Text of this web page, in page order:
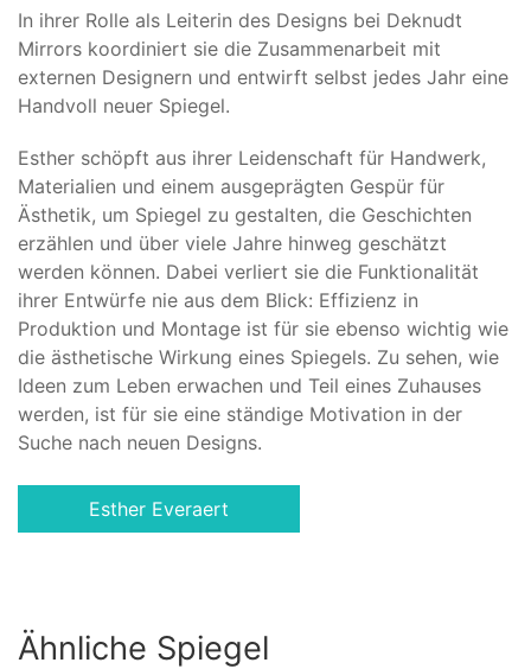
In ihrer Rolle als Leiterin des Designs bei Deknudt
Mirrors koordiniert sie die Zusammenarbeit mit
externen Designern und entwirft selbst jedes Jahr eine
Handvoll neuer Spiegel.
Esther schöpft aus ihrer Leidenschaft für Handwerk,
Materialien und einem ausgeprägten Gespür für
Ästhetik, um Spiegel zu gestalten, die Geschichten
erzählen und über viele Jahre hinweg geschätzt
werden können. Dabei verliert sie die Funktionalität
ihrer Entwürfe nie aus dem Blick: Effizienz in
Produktion und Montage ist für sie ebenso wichtig wie
die ästhetische Wirkung eines Spiegels. Zu sehen, wie
Ideen zum Leben erwachen und Teil eines Zuhauses
werden, ist für sie eine ständige Motivation in der
Suche nach neuen Designs.
Esther Everaert
Ähnliche Spiegel